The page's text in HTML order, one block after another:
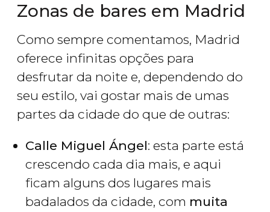
Zonas de bares em Madrid
Como sempre comentamos, Madrid
oferece infinitas opções para
desfrutar da noite e, dependendo do
seu estilo, vai gostar mais de umas
partes da cidade do que de outras:
Calle Miguel Ángel: esta parte está
crescendo cada dia mais, e aqui
ficam alguns dos lugares mais
badalados da cidade, com muita